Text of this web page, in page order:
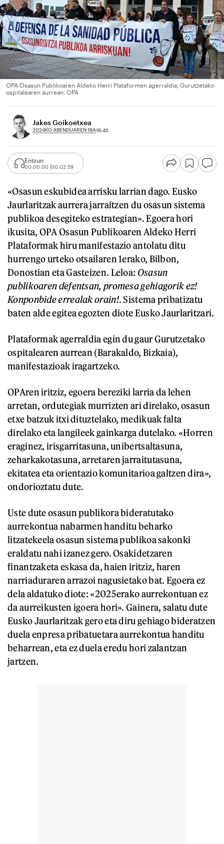
OPA Osasun Publikoaren Aldeko Herri Plataformen agerraldia, Gurutzetako
ospitalearen aurrean. OPA
Jakes Goikoetxea
2024KO ABENDUAREN 18A15:45
Entzun
00:00:00 00:02:59
«Osasun eskubidea arrisku larrian dago. Eusko
Jaurlaritzak aurrera jarraitzen du osasun sistema
publikoa desegiteko estrategian». Egoera hori
ikusita, OPA Osasun Publikoaren Aldeko Herri
Plataformak hiru manifestazio antolatu ditu
hurrengo urteko otsailaren 1erako, Bilbon,
Donostian eta Gasteizen. Leloa: Osasun
publikoaren defentsan, promesa gehiagorik ez!
Konponbide errealak orain!. Sistema pribatizatu
baten alde egitea egozten diote Eusko Jaurlaritzari.
Plataformak agerraldia egin du gaur Gurutzetako
ospitalearen aurrean (Barakaldo, Bizkaia),
manifestazioak iragartzeko.
OPAren iritziz, egoera bereziki larria da lehen
arretan, ordutegiak murrizten ari direlako, osasun
etxe batzuk itxi dituztelako, medikuak falta
direlako eta langileek gainkarga dutelako. «Horren
eraginez, irisgarritasuna, unibertsaltasuna,
zeharkakotasuna, arretaren jarraitutasuna,
ekitatea eta orientazio komunitarioa galtzen dira»,
ondorioztatu dute.
Uste dute osasun publikora bideratutako
aurrekontua nabarmen handitu beharko
litzatekeela osasun sistema publikoa sakonki
eraldatu nahi izanez gero. Osakidetzaren
finantzaketa eskasa da, haien iritziz, haren
narriaduraren arrazoi nagusietako bat. Egoera ez
dela aldatuko diote: «2025erako aurrekontuan ez
da aurreikusten igoera hori». Gainera, salatu dute
Eusko Jaurlaritzak gero eta diru gehiago bideratzen
duela enpresa pribatuetara aurrekontua handitu
beharrean, eta ez duela eredu hori zalantzan
jartzen.